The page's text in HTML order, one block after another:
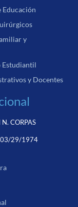
Educación
y
Estudiantil
y Docentes
CORPAS
03/29/1974